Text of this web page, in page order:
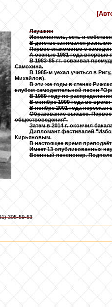
Лаушкин
Исполнитель, есть и
В детстве занимался
Первое знакомство с
А осенью 1981 года впервые
В 1983-85 гг. осваивал
Самохина.
В 1985-м уехал учиться в
Михайлов).
В эти же годы в стенах
клубом самодеятельной песни
В 1989 году по
В октябре 1999 года во
В ноябре 2001 года переехал
Образование высшее. Первое
обществоведения".
Затем в 2014 г. окончил
Дипломант фестивалей
Кирьяновым.
В настоящее время
Имеет 13 опубликованных
Военный пенсионер.
305-59-53